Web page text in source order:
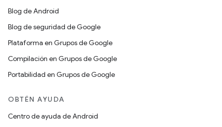
Blog de Android
Blog de seguridad de Google
Plataforma en Grupos de Google
Compilación en Grupos de Google
Portabilidad en Grupos de Google
OBTÉN AYUDA
Centro de ayuda de Android